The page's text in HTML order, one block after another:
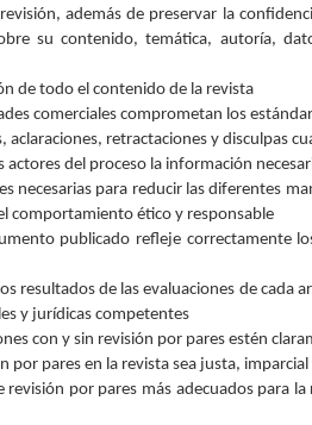
además de preservar la
su contenido, temática, autoría,
de todo el contenido de la revista
comerciales comprometan los
aclaraciones, retractaciones y disculpas
actores del proceso la información
necesarias para reducir las diferentes
comportamiento ético y responsable
publicado refleje correctamente
resultados de las evaluaciones de cada
y jurídicas competentes
con y sin revisión por pares estén
por pares en la revista sea justa,
por pares más adecuados para